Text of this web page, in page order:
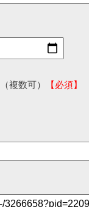
複数可）
【必須】